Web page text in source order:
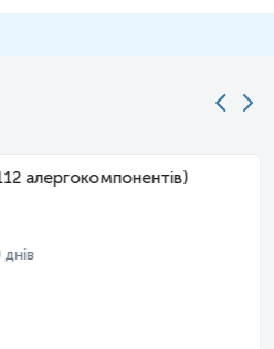
алергокомпонентів)
днів